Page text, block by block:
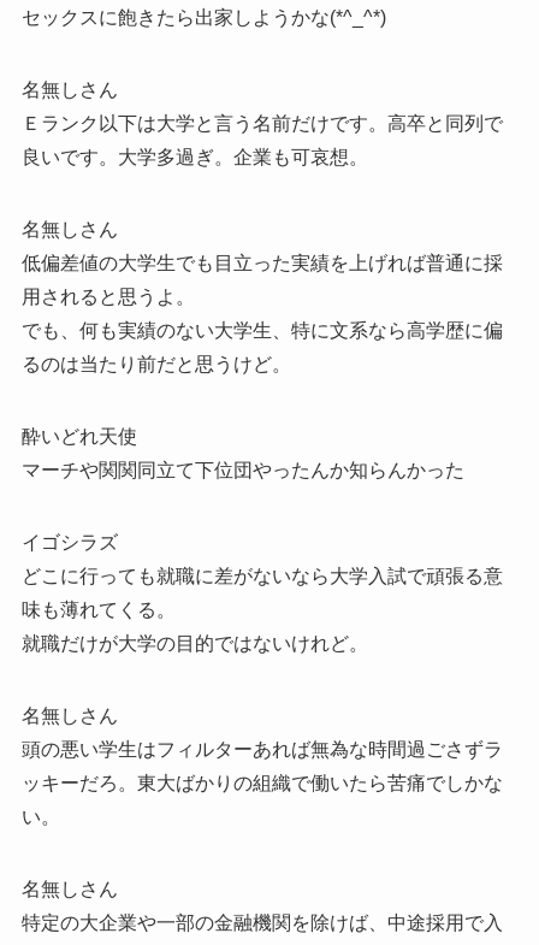
セックスに飽きたら出家しようかな(*^_^*)
名無しさん
Ｅランク以下は大学と言う名前だけです。高卒と同列で
良いです。大学多過ぎ。企業も可哀想。
名無しさん
低偏差値の大学生でも目立った実績を上げれば普通に採
用されると思うよ。
でも、何も実績のない大学生、特に文系なら高学歴に偏
るのは当たり前だと思うけど。
酔いどれ天使
マーチや関関同立て下位団やったんか知らんかった
イゴシラズ
どこに行っても就職に差がないなら大学入試で頑張る意
味も薄れてくる。
就職だけが大学の目的ではないけれど。
名無しさん
頭の悪い学生はフィルターあれば無為な時間過ごさずラ
ッキーだろ。東大ばかりの組織で働いたら苦痛でしかな
い。
名無しさん
特定の大企業や一部の金融機関を除けば、中途採用で入